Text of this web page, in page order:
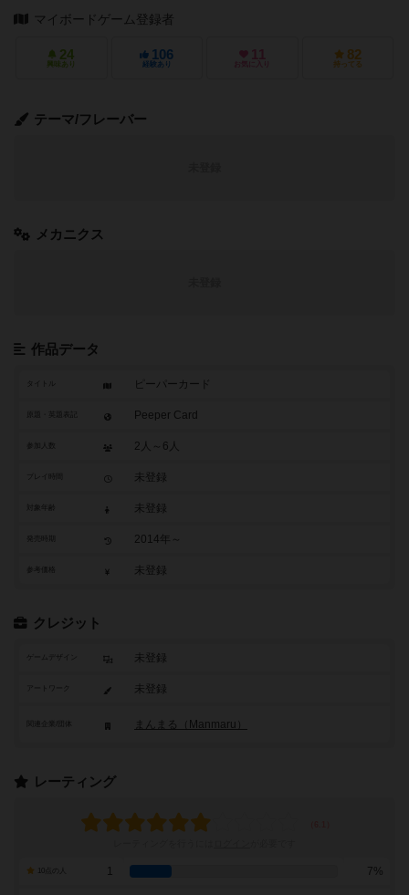
マイボードゲーム登録者
24
興味あり
106
経験あり
11
お気に入り
82
持ってる
テーマ/フレーバー
メカニクス
作品データ
タイトル ピーパーカード
Peeper Card
参加人数 2人～6人
未登録
未登録
2014年～
参考価格 未登録
クレジット
ゲームデザイン 未登録
アートワーク 未登録
まんまる（Manmaru）
レーティング
1 7%